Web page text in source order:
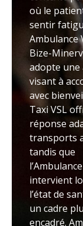
où le
sentir
Ambulance
Bize-
adopte une
visant à
avec
Taxi VSL
réponse
transports
tandis que
intervient
l’état de
un cadre
encadré.